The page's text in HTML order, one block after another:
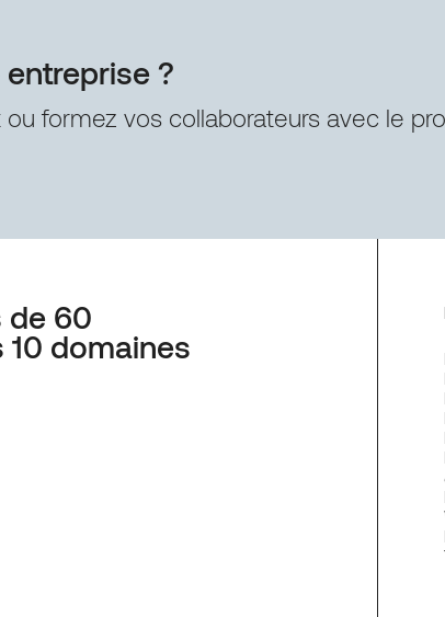
?
ou formez vos collaborateurs avec le
de 60
domaines